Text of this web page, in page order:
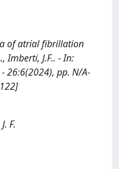
of atrial fibrillation
Imberti, J.F.. - In:
- 26:6(2024), pp. N/A-
F.